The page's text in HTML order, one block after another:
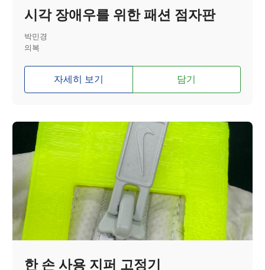
시각 장애우를 위한 패션 점자판
박민경
의복
자세히 보기 담기
한 손 사용 지퍼 고정기